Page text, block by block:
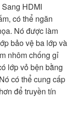
HDMI
có thể ngăn
Nó được làm
bảo vệ ba lớp và
nhôm chống gỉ
lớp vỏ bện bằng
có thể cung cấp
để truyền tín